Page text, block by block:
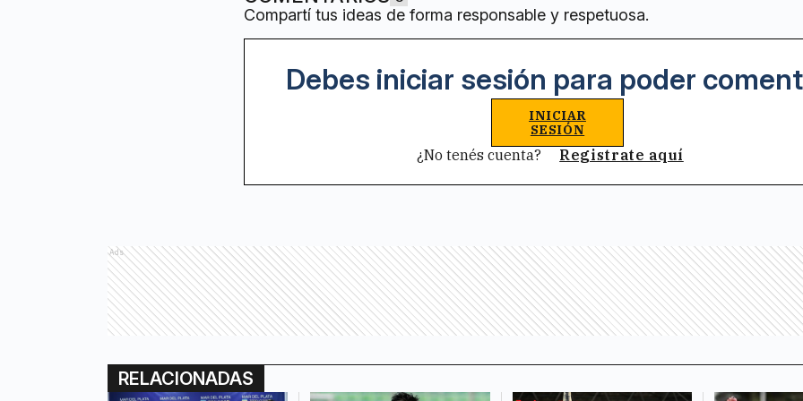
Compartí tus ideas de forma responsable y respetuosa.
Debes iniciar sesión para poder
INICIAR
SESIÓN
¿No tenés cuenta? Registrate aquí
Ads
RELACIONADAS